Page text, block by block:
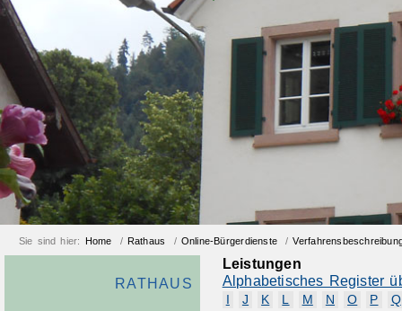
Sie sind hier: Home / Rathaus / Online-Bürgerdienste /
RATHAUS
Leistungen
Alphabetisches Register
J K L M N O P Q